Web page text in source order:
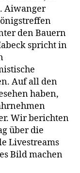
Aiwanger
den Bauern
spricht in
Auf all den
haben,
Wir berichten
über die
Livestreams
Bild machen